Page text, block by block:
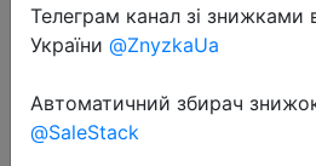
2023-08-14
Midnight Black
бонусов
Телеграм канал зі знижками
України @ZnyzkaUa
Автоматичний збирач
@SaleStack